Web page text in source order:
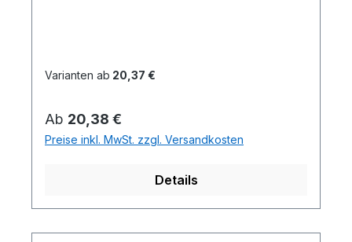
Varianten ab 20,37 €
Regulärer Preis:
Ab 20,38 €
Preise inkl. MwSt. zzgl. Versandkosten
Details